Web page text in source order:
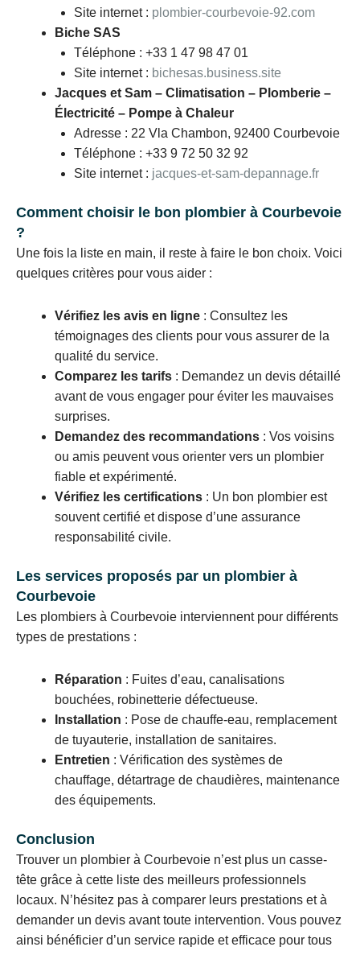
Site internet : plombier-courbevoie-92.com
Biche SAS
Téléphone : +33 1 47 98 47 01
Site internet : bichesas.business.site
Jacques et Sam – Climatisation – Plomberie –
Électricité – Pompe à Chaleur
Adresse : 22 Vla Chambon, 92400 Courbevoie
Téléphone : +33 9 72 50 32 92
Site internet : jacques-et-sam-depannage.fr
Comment choisir le bon plombier à Courbevoie
?
Une fois la liste en main, il reste à faire le bon choix. Voici
quelques critères pour vous aider :
Vérifiez les avis en ligne : Consultez les
témoignages des clients pour vous assurer de la
qualité du service.
Comparez les tarifs : Demandez un devis détaillé
avant de vous engager pour éviter les mauvaises
surprises.
Demandez des recommandations : Vos voisins
ou amis peuvent vous orienter vers un plombier
fiable et expérimenté.
Vérifiez les certifications : Un bon plombier est
souvent certifié et dispose d’une assurance
responsabilité civile.
Les services proposés par un plombier à
Courbevoie
Les plombiers à Courbevoie interviennent pour différents
types de prestations :
Réparation : Fuites d’eau, canalisations
bouchées, robinetterie défectueuse.
Installation : Pose de chauffe-eau, remplacement
de tuyauterie, installation de sanitaires.
Entretien : Vérification des systèmes de
chauffage, détartrage de chaudières, maintenance
des équipements.
Conclusion
Trouver un plombier à Courbevoie n’est plus un casse-
tête grâce à cette liste des meilleurs professionnels
locaux. N’hésitez pas à comparer leurs prestations et à
demander un devis avant toute intervention. Vous pouvez
ainsi bénéficier d’un service rapide et efficace pour tous